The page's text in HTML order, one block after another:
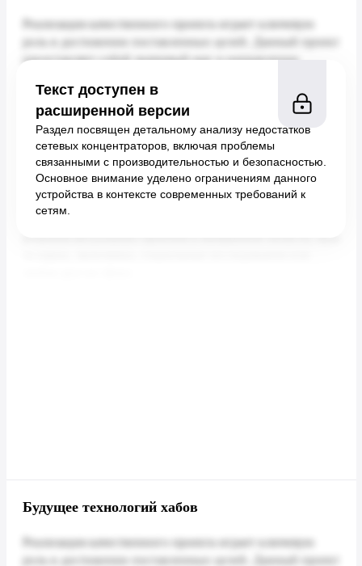
Текст доступен в
расширенной версии
Раздел посвящен детальному анализу недостатков
сетевых концентраторов, включая проблемы
связанными с производительностью и безопасностью.
Основное внимание уделено ограничениям данного
устройства в контексте современных требований к
сетям.
Будущее технологий хабов